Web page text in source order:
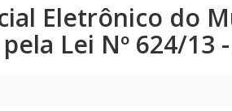
Eletrônico do
Lei Nº 624/13